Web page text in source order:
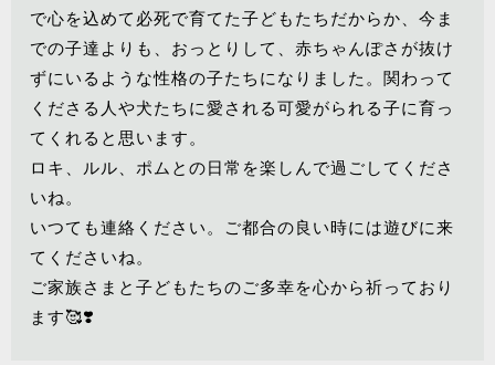
で心を込めて必死で育てた子どもたちだからか、今ま
での子達よりも、おっとりして、赤ちゃんぽさが抜け
ずにいるような性格の子たちになりました。関わって
くださる人や犬たちに愛される可愛がられる子に育っ
てくれると思います。
ロキ、ルル、ポムとの日常を楽しんで過ごしてくださ
いね。
いつても連絡ください。ご都合の良い時には遊びに来
てくださいね。
ご家族さまと子どもたちのご多幸を心から祈っており
ます🥰❣️